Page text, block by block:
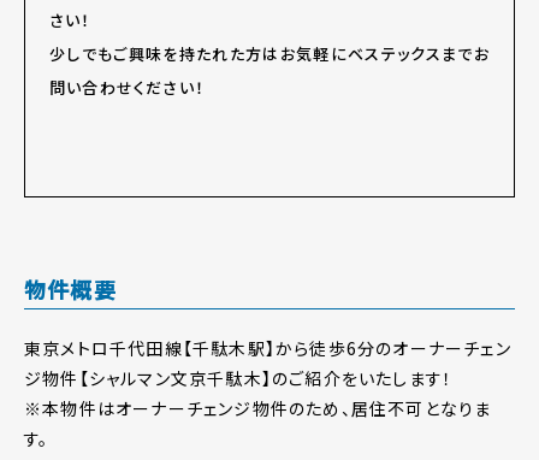
さい！
少しでもご興味を持たれた方はお気軽にベステックスまでお
問い合わせください！
物件概要
東京メトロ千代田線【千駄木駅】から徒歩6分のオーナーチェン
ジ物件【シャルマン文京千駄木】のご紹介をいたします！
※本物件はオーナーチェンジ物件のため、居住不可となりま
す。